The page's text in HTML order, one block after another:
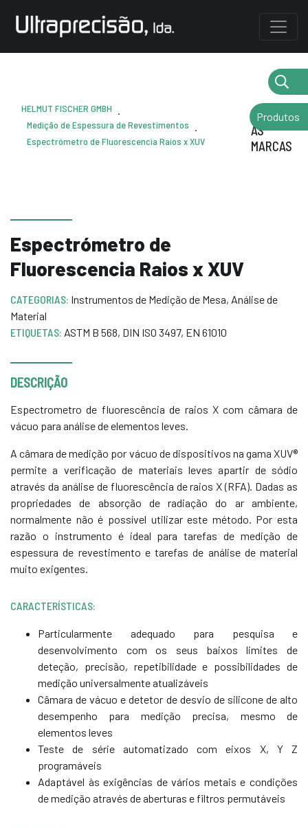
HELMUT FISCHER GMBH .
Medição de Espessura de Revestimentos .
Espectrómetro de Fluorescencia Raios x XUV
VOLTAR
AS
MARCAS
Espectrómetro de
Fluorescencia Raios x XUV
CATEGORIAS: Instrumentos de Medição de Mesa, Análise de
Material
ETIQUETAS: ASTM B 568, DIN ISO 3497, EN 61010
DESCRIÇÃO
Espectrometro de fluorescência de raios X com câmara de
vácuo para análise de elementos leves.
A câmara de medição por vácuo de dispositivos na gama XUV®
permite a verificação de materiais leves apartir de sódio
através da análise de fluorescência de raios X (RFA). Dadas as
propriedades de absorção de radiação do ar ambiente,
normalmente não é possível utilizar este método. Por esta
razão o instrumento é ideal para tarefas de medição de
espessura de revestimento e tarefas de análise de material
muito exigentes.
CARACTERÍSTICAS:
Particularmente adequado para pesquisa e
desenvolvimento com os seus baixos limites de
deteção, precisão, repetibilidade e possibilidades de
medição universalmente atualizáveis
Câmara de vácuo e detetor de desvio de silicone de alto
desempenho para medição precisa, mesmo de
elementos leves
Teste de série automatizado com eixos X, Y Z
programáveis
Adaptável às exigências de vários metais e condições
de medição através de aberturas e filtros permutáveis
Produtos